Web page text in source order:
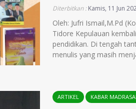
Diterbitkan :Kamis, 11 Jun
Oleh: Jufri Ismail,M.Pd
Tidore Kepulauan
pendidikan. Di tengah
menulis yang masih
ARTIKEL KABAR
Rusli Sin, M.Pd
NIK
NIP
STAT
PNS
GTK Guru Sejarah Indonesia